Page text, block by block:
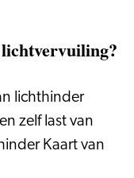
lichthinder
zelf last van
Kaart van